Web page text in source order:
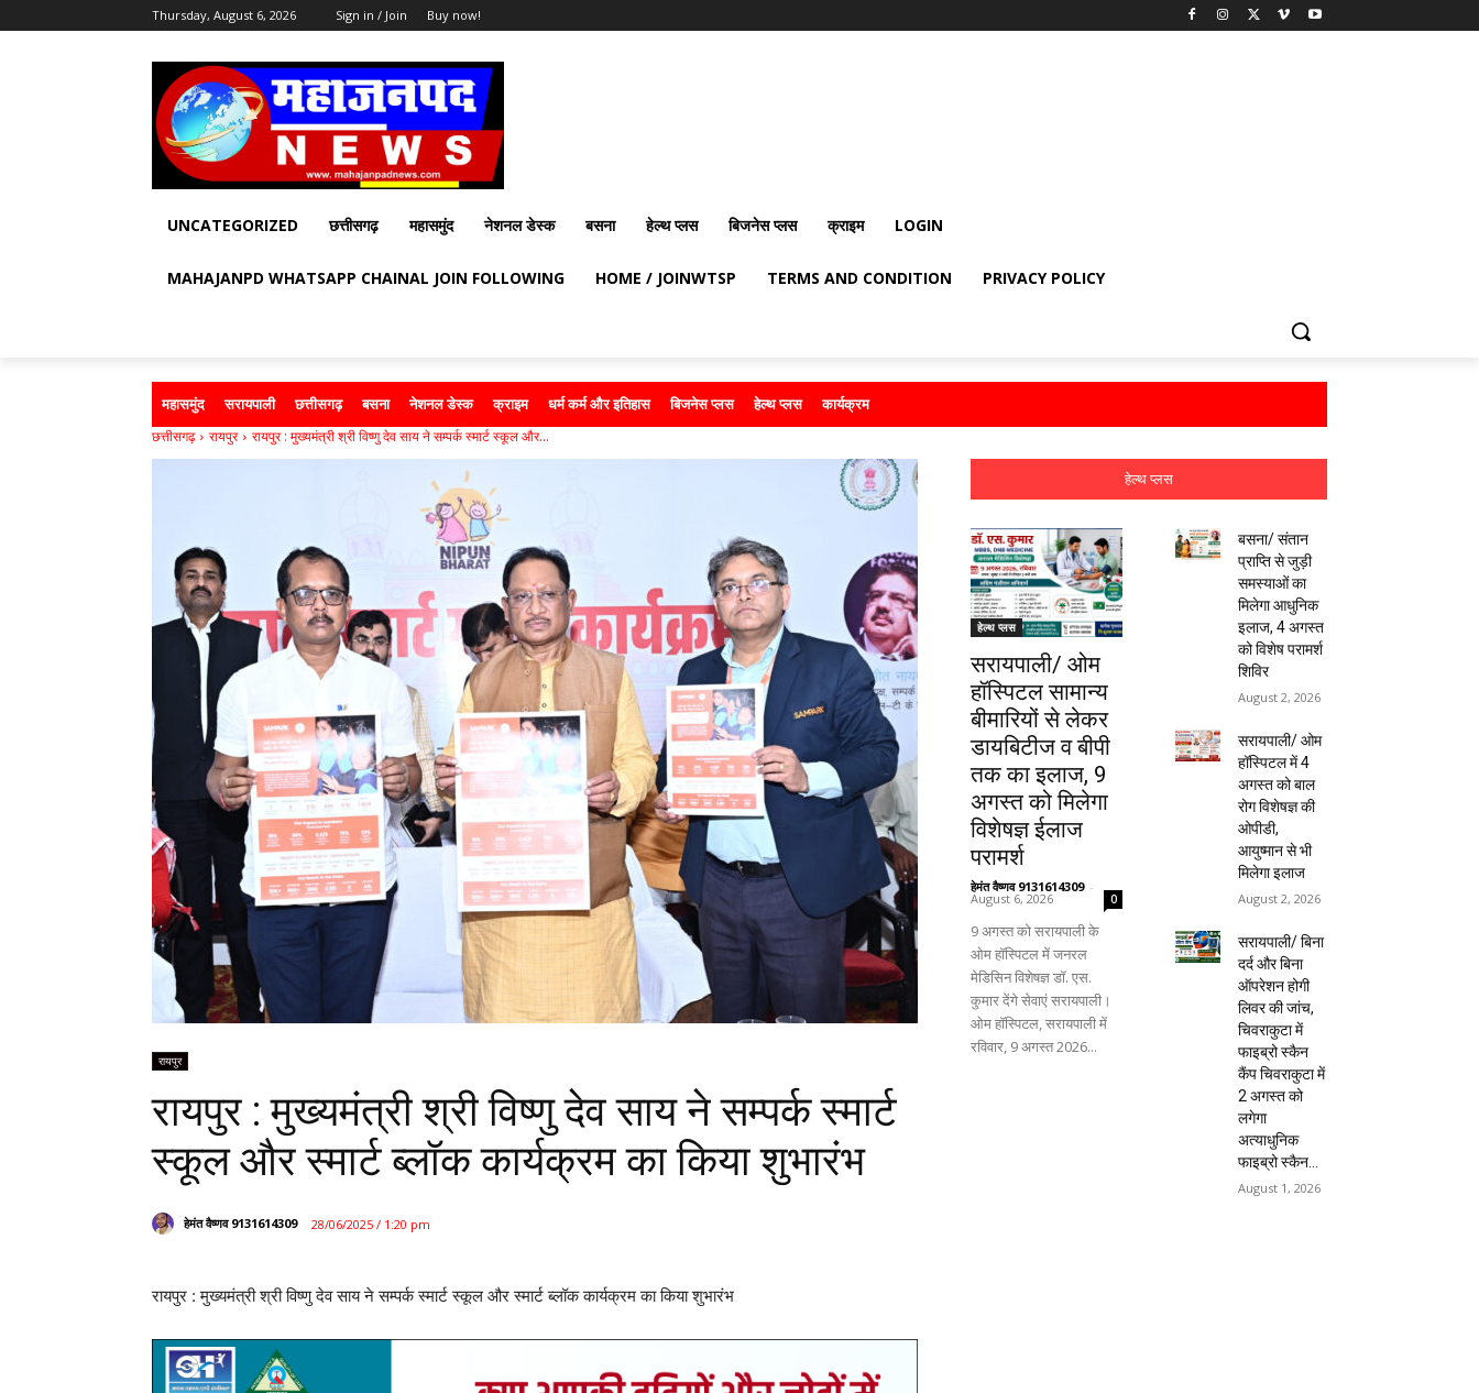
Thursday, August 6, 2026 Sign in / Join Buy now!
UNCATEGORIZED छत्तीसगढ़ महासमुंद नेशनल डेस्क बसना हेल्थ प्लस बिजनेस प्लस क्राइम LOGIN
MAHAJANPD WHATSAPP CHAINAL JOIN FOLLOWING HOME / JOINWTSP TERMS AND CONDITION PRIVACY POLICY
महासमुंद सरायपाली छत्तीसगढ़ बसना नेशनल डेस्क क्राइम धर्म कर्म और इतिहास बिजनेस प्लस हेल्थ प्लस कार्यक्रम
छत्तीसगढ़ रायपुर रायपुर : मुख्यमंत्री श्री विष्णु देव साय ने सम्पर्क स्मार्ट स्कूल और...
रायपुर
रायपुर : मुख्यमंत्री श्री विष्णु देव साय ने सम्पर्क स्मार्ट
स्कूल और स्मार्ट ब्लॉक कार्यक्रम का किया शुभारंभ
हेमंत वैष्णव 9131614309 28/06/2025 / 1:20 pm
रायपुर : मुख्यमंत्री श्री विष्णु देव साय ने सम्पर्क स्मार्ट स्कूल और स्मार्ट ब्लॉक कार्यक्रम का किया शुभारंभ
हेल्थ प्लस
हेल्थ प्लस
सरायपाली/ ओम
हॉस्पिटल सामान्य
बीमारियों से लेकर
डायबिटीज व बीपी
तक का इलाज, 9
अगस्त को मिलेगा
विशेषज्ञ ईलाज
परामर्श
हेमंत वैष्णव 9131614309 -
August 6, 2026 0
9 अगस्त को सरायपाली के
ओम हॉस्पिटल में जनरल
मेडिसिन विशेषज्ञ डॉ. एस.
कुमार देंगे सेवाएं सरायपाली।
ओम हॉस्पिटल, सरायपाली में
रविवार, 9 अगस्त 2026...
बसना/ संतान
प्राप्ति से जुड़ी
समस्याओं का
मिलेगा आधुनिक
इलाज, 4 अगस्त
को विशेष परामर्श
शिविर
August 2, 2026
सरायपाली/ ओम
हॉस्पिटल में 4
अगस्त को बाल
रोग विशेषज्ञ की
ओपीडी,
आयुष्मान से भी
मिलेगा इलाज
August 2, 2026
सरायपाली/ बिना
दर्द और बिना
ऑपरेशन होगी
लिवर की जांच,
चिवराकुटा में
फाइब्रो स्कैन
कैंप चिवराकुटा में
2 अगस्त को
लगेगा
अत्याधुनिक
फाइब्रो स्कैन...
August 1, 2026